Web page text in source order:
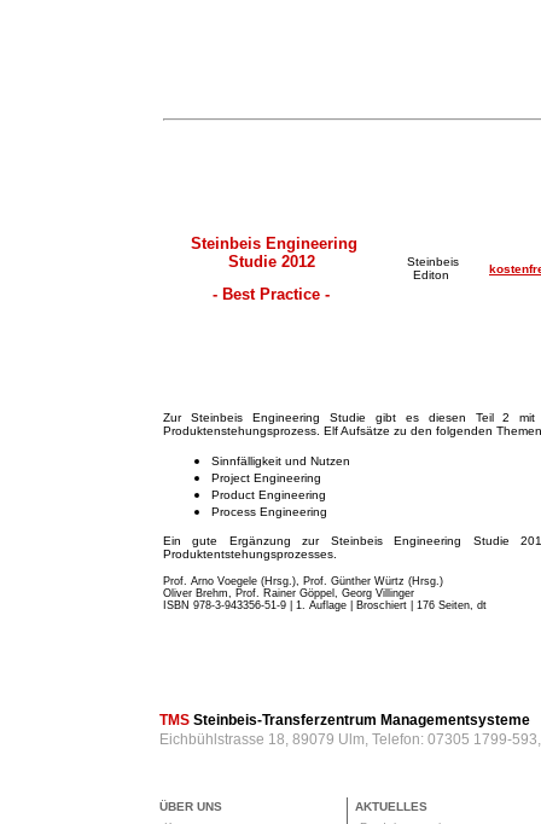
Steinbeis Engineering
Studie 2012
- Best Practice -
Steinbeis
Editon
Zur Steinbeis Engineering Studie gibt es diesen Teil 2 mit
Produktenstehungsprozess. Elf Aufsätze zu den folgenden
Sinnfälligkeit und Nutzen
Project Engineering
Product Engineering
Process Engineering
Ein gute Ergänzung zur Steinbeis Engineering Studie
Produktentstehungsprozesses.
Prof. Arno Voegele (Hrsg.), Prof. Günther Würtz (Hrsg.)
Oliver Brehm, Prof. Rainer Göppel, Georg Villinger
ISBN 978-3-943356-51-9 | 1. Auflage | Broschiert
| 176 Seiten, dt
TMS Steinbeis-Transferzentrum Managementsysteme
Eichbühlstrasse 18, 89079 Ulm, Telefon: 07305 1799-
ÜBER UNS
AKTUELLES